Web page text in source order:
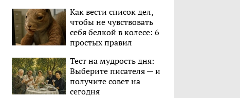
Как вести список дел,
чтобы не чувствовать
себя белкой в колесе: 6
простых правил
Тест на мудрость дня:
Выберите писателя — и
получите совет на
сегодня